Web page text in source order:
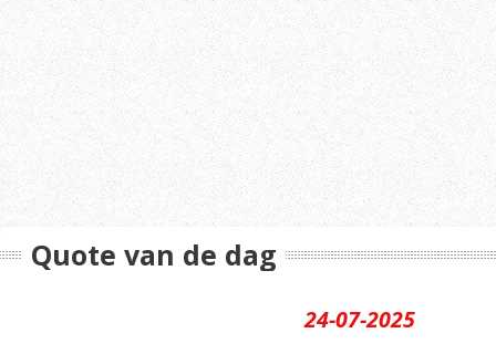
Quote van de dag
24-07-2025